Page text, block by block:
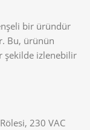
bir üründür
Bu, ürünün
şekilde izlenebilir
230 VAC